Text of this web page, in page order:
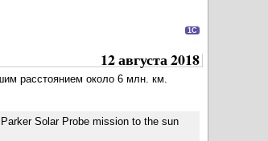
1C
12 августа 2018
расстоянием около 6 млн. км.
Solar Probe mission to the sun